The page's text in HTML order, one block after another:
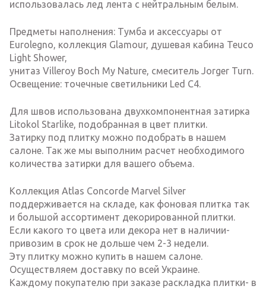
использовалась лед лента с нейтральным белым.
Предметы наполнения: Тумба и аксессуары от
Eurolegno, коллекция Glamour, душевая кабина Teuco
Light Shower,
унитаз Villeroy Boch My Nature, смеситель Jorger Turn.
Освещение: точечные светильники Led C4.
Для швов использована двухкомпонентная затирка
Litokol Starlike, подобранная в цвет плитки.
Затирку под плитку можно подобрать в нашем
салоне. Так же мы выполним расчет необходимого
количества затирки для вашего объема.
Коллекция Atlas Concorde Marvel Silver
поддерживается на складе, как фоновая плитка так
и большой ассортимент декорированной плитки.
Если какого то цвета или декора нет в наличии-
привозим в срок не дольше чем 2-3 недели.
Эту плитку можно купить в нашем салоне.
Осуществляем доставку по всей Украине.
Каждому покупателю при заказе раскладка плитки- в